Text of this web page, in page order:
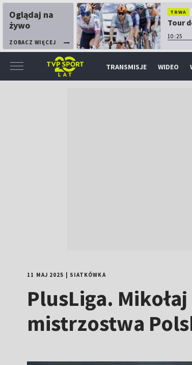
Oglądaj na
żywo
ZOBACZ WIĘCEJ
TRWA
Tour
10:25
TRANSMISJE WIDEO
11 MAJ 2025 SIATKÓWKA
PlusLiga.
mistrzostwa